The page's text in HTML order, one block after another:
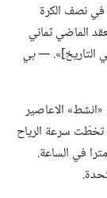
في نصف الكرة
الماضي ثماني
التاريخ]».‏‏—‏ بي
«انشط» الاعاصير
تخطّت سرعة الرياح
الاربعة عشر المسجّلة ١٧٧ كيلومترا في الساعة.‏